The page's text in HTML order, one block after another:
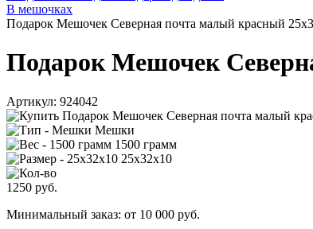
В мешочках
Подарок Мешочек Северная почта малый красный
Подарок Мешочек
Артикул: 924042
Мешки
1500 грамм
25х32х10
1250 руб.
Минимальный заказ: от 10 000 руб.